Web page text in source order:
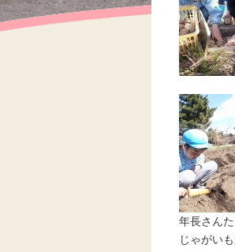
年長さん
じゃがい